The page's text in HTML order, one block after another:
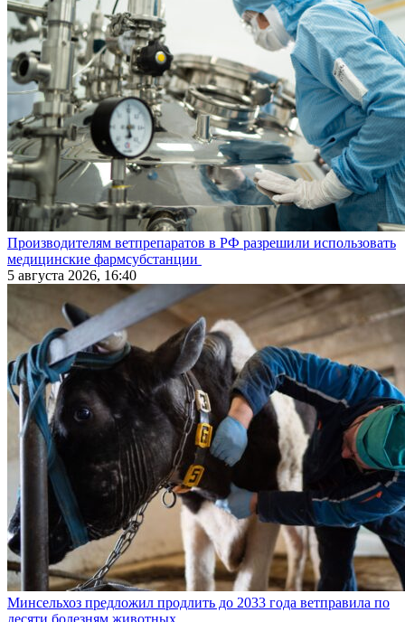
Производителям ветпрепаратов в РФ разрешили использовать
медицинские фармсубстанции
5 августа 2026, 16:40
Минсельхоз предложил продлить до 2033 года ветправила по